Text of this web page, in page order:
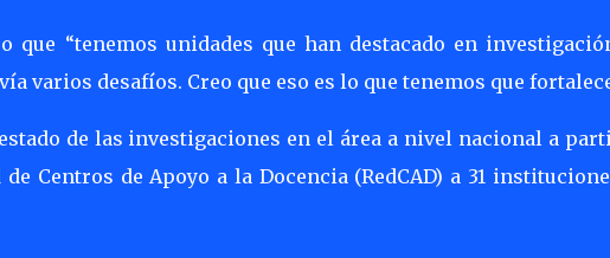
que “tenemos unidades que han destacado en
varios desafíos. Creo que eso es lo que tenemos que
de las investigaciones en el área a nivel nacional a
Centros de Apoyo a la Docencia (RedCAD) a 31